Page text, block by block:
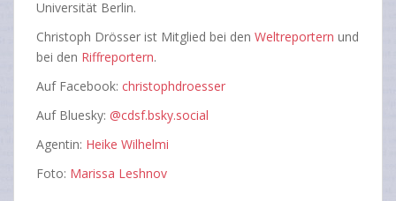
Universität Berlin.
Christoph Drösser ist Mitglied bei den Weltreportern und
bei den Riffreportern.
Auf Facebook: christophdroesser
Auf Bluesky: @cdsf.bsky.social
Agentin: Heike Wilhelmi
Foto: Marissa Leshnov